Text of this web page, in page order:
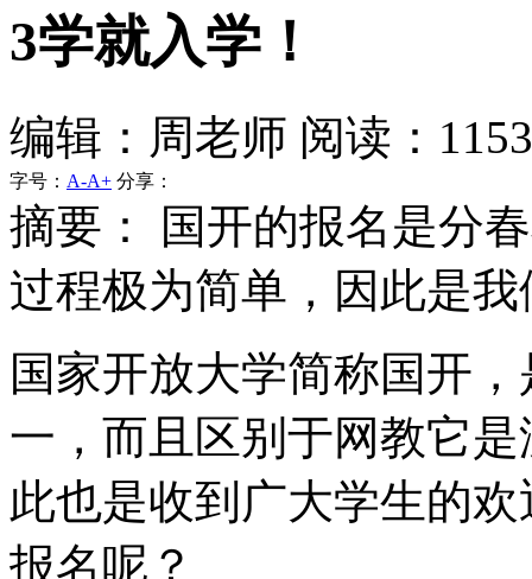
3学就入学！
编辑：周老师 阅读：1153
字号： A-A+ 分享：
摘要：
国开的报名是分
过程极为简单，因此是
国家开放大学简称国开
一，而且区别于网教它
此也是收到广大学生的
报名呢？